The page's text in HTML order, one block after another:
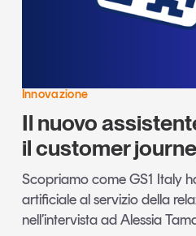
Innovazione
Il nuovo
il customer
Scopriamo come GS1 Italy
artificiale al servizio della
nell’intervista ad Alessia